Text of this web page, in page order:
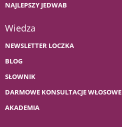
NAJLEPSZY JEDWAB
Wiedza
NEWSLETTER LOCZKA
BLOG
SŁOWNIK
DARMOWE KONSULTACJE WŁOSOWE
AKADEMIA